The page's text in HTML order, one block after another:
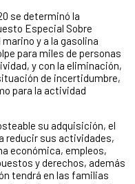
se determinó la
Especial Sobre
y a la gasolina
para miles de personas
y con la eliminación,
de incertidumbre,
para la actividad
su adquisición, el
reducir sus actividades,
económica, empleos,
y derechos, además
tendrá en las familias